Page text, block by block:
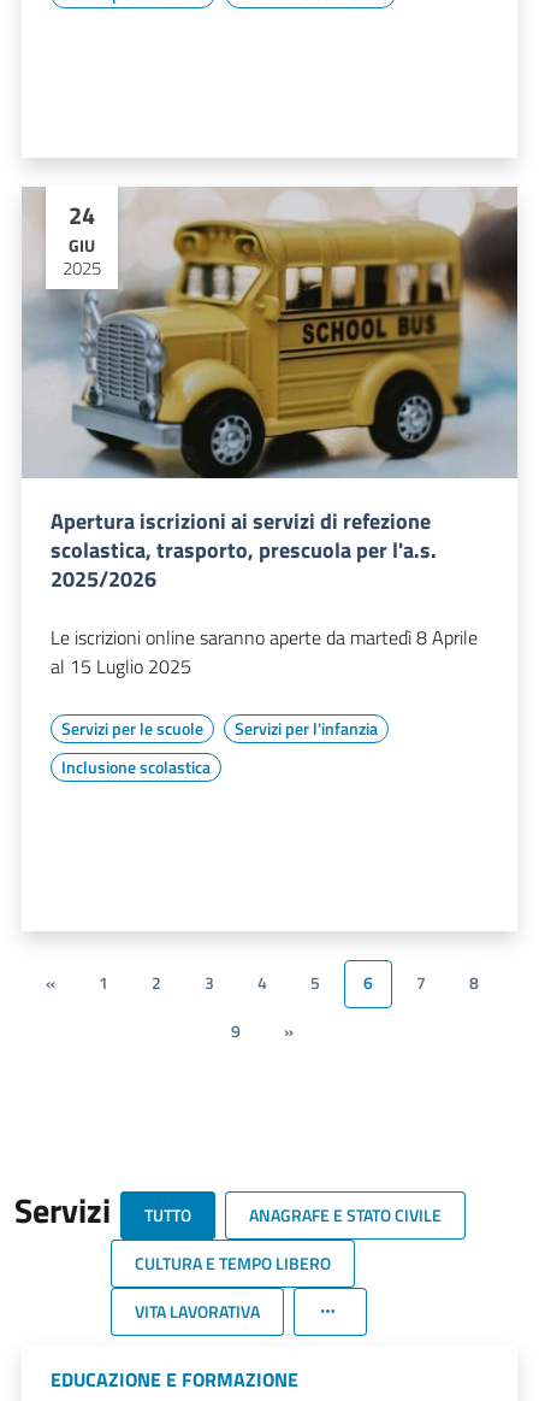
24
GIU
2025
Apertura iscrizioni ai servizi di refezione
scolastica, trasporto, prescuola per l'a.s.
2025/2026
Le iscrizioni online saranno aperte da martedì 8 Aprile
al 15 Luglio 2025
Servizi per le scuole
Servizi per l'infanzia
Inclusione scolastica
« 1 2 3 4 5 6 7
8
9
»
Servizi TUTTO
ANAGRAFE E STATO CIVILE
CULTURA E TEMPO LIBERO
VITA LAVORATIVA
EDUCAZIONE E FORMAZIONE